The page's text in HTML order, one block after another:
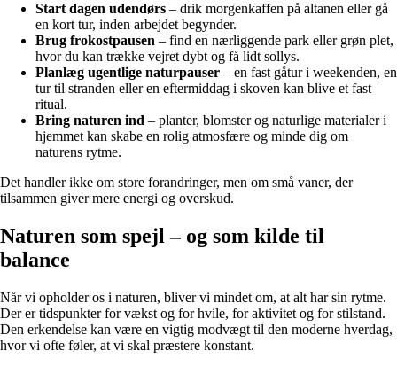
Start dagen udendørs – drik morgenkaffen på altanen eller gå
en kort tur, inden arbejdet begynder.
Brug frokostpausen – find en nærliggende park eller grøn plet,
hvor du kan trække vejret dybt og få lidt sollys.
Planlæg ugentlige naturpauser – en fast gåtur i weekenden, en
tur til stranden eller en eftermiddag i skoven kan blive et fast
ritual.
Bring naturen ind – planter, blomster og naturlige materialer i
hjemmet kan skabe en rolig atmosfære og minde dig om
naturens rytme.
Det handler ikke om store forandringer, men om små vaner, der
tilsammen giver mere energi og overskud.
Naturen som spejl – og som kilde til
balance
Når vi opholder os i naturen, bliver vi mindet om, at alt har sin rytme.
Der er tidspunkter for vækst og for hvile, for aktivitet og for stilstand.
Den erkendelse kan være en vigtig modvægt til den moderne hverdag,
hvor vi ofte føler, at vi skal præstere konstant.